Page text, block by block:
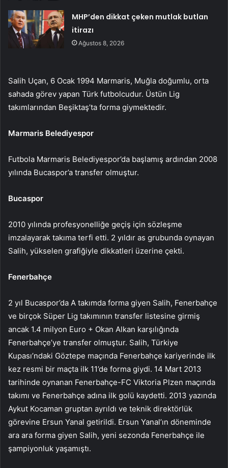
MHP’den dikkat çeken mutlak butlan
itirazı
Ağustos 8, 2026
Salih Uçan, 6 Ocak 1994 Marmaris, Muğla doğumlu, orta
sahada görev yapan Türk futbolcudur. Üstün Lig
takımlarından Beşiktaş’ta forma giymektedir.
Marmaris Belediyespor
Futbola Marmaris Belediyespor’da başlamış ardından 2008
yılında Bucaspor’a transfer olmuştur.
Bucaspor
2010 yılında profesyonelliğe geçiş için sözleşme
imzalayarak takıma terfi etti. 2 yıldır as grubunda oynayan
Salih, yükselen grafiğiyle dikkatleri üzerine çekti.
Fenerbahçe
2 yıl Bucaspor’da A takımda forma giyen Salih, Fenerbahçe
ve birçok Süper Lig takımının transfer listesine girmiş
ancak 1.4 milyon Euro + Okan Alkan karşılığında
Fenerbahçe’ye transfer olmuştur. Salih, Türkiye
Kupası’ndaki Göztepe maçında Fenerbahçe kariyerinde ilk
kez resmi bir maçta ilk 11’de forma giydi. 14 Mart 2013
tarihinde oynanan Fenerbahçe-FC Viktoria Plzen maçında
takımı ve Fenerbahçe adına ilk golü kaydetti. 2013 yazında
Aykut Kocaman gruptan ayrıldı ve teknik direktörlük
görevine Ersun Yanal getirildi. Ersun Yanal’ın döneminde
ara ara forma giyen Salih, yeni sezonda Fenerbahçe ile
şampiyonluk yaşamıştı.